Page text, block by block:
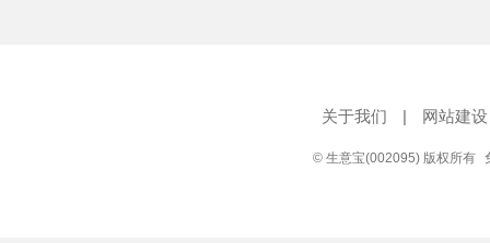
关于我们 | 网站建设
© 生意宝(002095) 版权所有